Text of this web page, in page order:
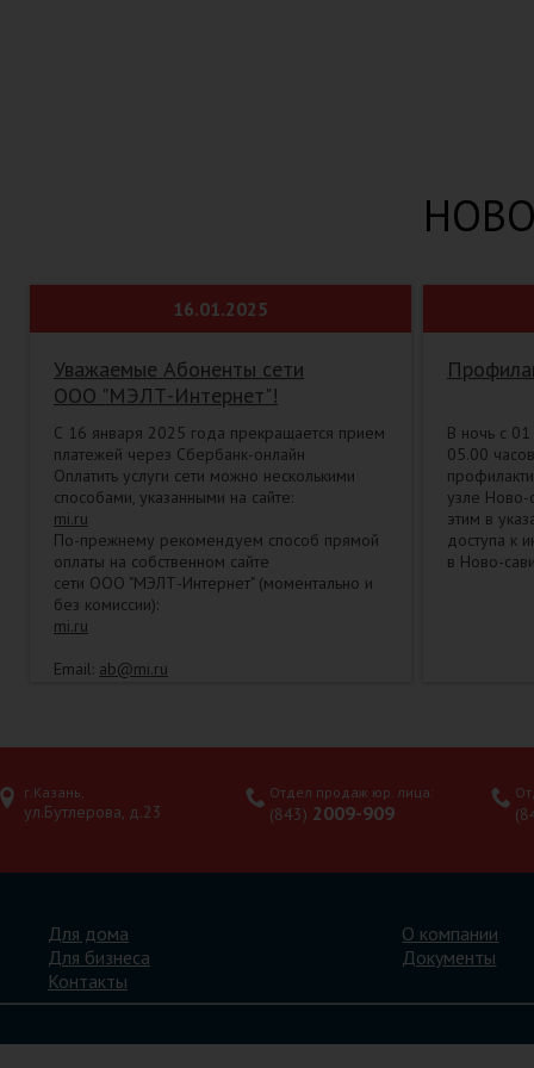
16.01.2025
Уважаемые Абоненты сети
ООО "МЭЛТ-Интернет"!
С 16 января 2025 года прекращается прием
платежей через Сбербанк-онлайн
Оплатить услуги сети можно несколькими
способами, указанными на сайте:
mi.ru
По-прежнему рекомендуем способ прямой
оплаты на собственном сайте
сети ООО "МЭЛТ-Интернет" (моментально и
без комиссии):
mi.ru
Email: ab@mi.ru
В ночь с
05.00
узле Ново-
этим в
доступа к
в Ново-
г.Казань,
ул.Бутлерова, д.23
Отдел продаж юр. лица:
(843) 2009-909
Для дома
О компании
Для бизнеса
Документы
Контакты